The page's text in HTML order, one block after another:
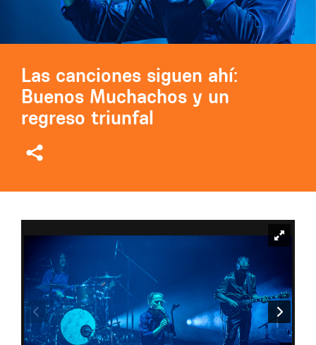
Las canciones siguen ahí:
Buenos Muchachos y un
regreso triunfal